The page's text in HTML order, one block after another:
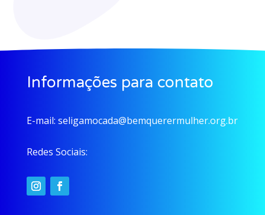
Informações para contato
E-mail: seligamocada@bemquerermulher.org.br
Redes Sociais: